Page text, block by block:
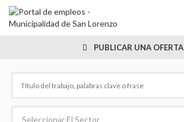
PUBLICAR UNA OFERTA